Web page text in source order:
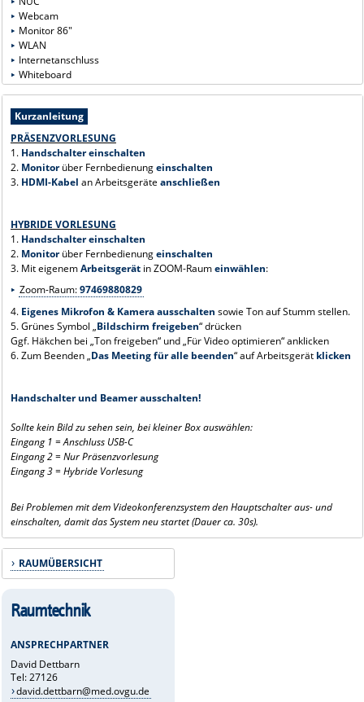
Webcam
Monitor 86"
WLAN
Internetanschluss
Whiteboard
Kurzanleitung
PRÄSENZVORLESUNG
1. Handschaltereinschalten
2. Monitorüber Fernbedienungeinschalten
3. HDMI-Kabel an Arbeitsgeräte anschließen
HYBRIDE VORLESUNG
1. Handschaltereinschalten
2. Monitorüber Fernbedienungeinschalten
3. Mit eigenemArbeitsgerätin ZOOM-Raumeinwählen:
Zoom-Raum:97469880829
4. Eigenes Mikrofon & Kamera ausschalten sowie Ton auf Stumm stellen.
5. Grünes Symbol „Bildschirm freigeben“ drücken
Ggf. Häkchen bei „Ton freigeben“ und „Für Video optimieren“ anklicken
6. Zum Beenden „Das Meeting für alle beenden“ auf Arbeitsgerät klicken
Handschalter und Beamer ausschalten!
Sollte kein Bild zu sehen sein, bei kleiner Box auswählen:
Eingang 1 = Anschluss USB-C
Eingang 2 = Nur Präsenzvorlesung
Eingang 3 = Hybride Vorlesung
Bei Problemen mit dem Videokonferenzsystem den Hauptschalter aus- und
einschalten, damit das System neu startet (Dauer ca. 30s).
RAUMÜBERSICHT
Raumtechnik
ANSPRECHPARTNER
David Dettbarn
Tel: 27126
david.dettbarn@med.ovgu.de